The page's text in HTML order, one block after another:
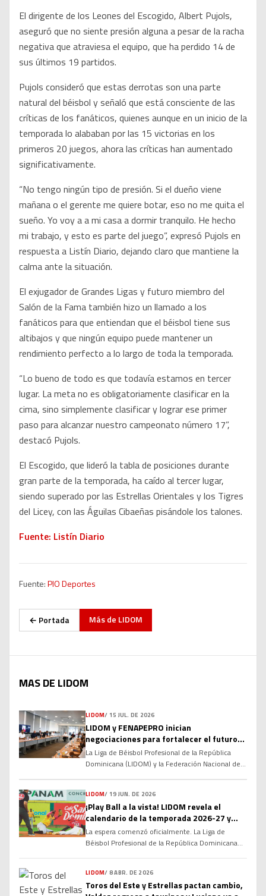
El dirigente de los Leones del Escogido, Albert Pujols,
aseguró que no siente presión alguna a pesar de la racha
negativa que atraviesa el equipo, que ha perdido 14 de
sus últimos 19 partidos.
Pujols consideró que estas derrotas son una parte
natural del béisbol y señaló que está consciente de las
críticas de los fanáticos, quienes aunque en un inicio de la
temporada lo alababan por las 15 victorias en los
primeros 20 juegos, ahora las críticas han aumentado
significativamente.
“No tengo ningún tipo de presión. Si el dueño viene
mañana o el gerente me quiere botar, eso no me quita el
sueño. Yo voy a a mi casa a dormir tranquilo. He hecho
mi trabajo, y esto es parte del juego”, expresó Pujols en
respuesta a Listín Diario, dejando claro que mantiene la
calma ante la situación.
El exjugador de Grandes Ligas y futuro miembro del
Salón de la Fama también hizo un llamado a los
fanáticos para que entiendan que el béisbol tiene sus
altibajos y que ningún equipo puede mantener un
rendimiento perfecto a lo largo de toda la temporada.
“Lo bueno de todo es que todavía estamos en tercer
lugar. La meta no es obligatoriamente clasificar en la
cima, sino simplemente clasificar y lograr ese primer
paso para alcanzar nuestro campeonato número 17”,
destacó Pujols.
El Escogido, que lideró la tabla de posiciones durante
gran parte de la temporada, ha caído al tercer lugar,
siendo superado por las Estrellas Orientales y los Tigres
del Licey, con las Águilas Cibaeñas pisándole los talones.
Fuente: Listín Diario
Fuente:PIO Deportes
← Portada Más de LIDOM
MAS DE LIDOM
LIDOM/ 15 JUL. DE 2026
LIDOM y FENAPEPRO inician
negociaciones para fortalecer el futuro
del béisbol invernal dominicano
La Liga de Béisbol Profesional de la República
Dominicana (LIDOM) y la Federación Nacional de
Colectivo, marcando el inicio de un proceso de
diálogo que busca consolidar las relaciones
laborales y fortalecer la estructura del béisbol
profesional dominicano de cara a las […]
LIDOM/ 19 JUN. DE 2026
¡Play Ball a la vista! LIDOM revela el
calendario de la temporada 2026-27 y
enciende la cuenta regresiva
La espera comenzó oficialmente. La Liga de
Béisbol Profesional de la República Dominicana
el inicio de la cuenta regresiva para una nueva
temporada cargada de rivalidades, emociones y
LIDOM/ 8 ABR. DE 2026
Toros del Este y Estrellas pactan cambio,